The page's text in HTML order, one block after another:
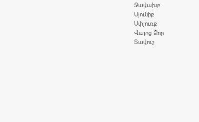
Ջավախք
Սյունիք
Սփյուռք
Վայոց Ձոր
Տավուշ